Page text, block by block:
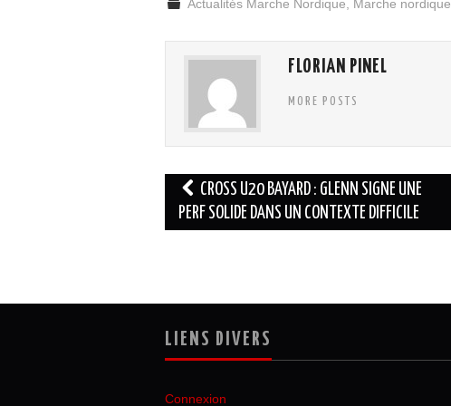
Actualités Marche Nordique Marche nordique
FLORIAN PINEL
MORE POSTS
Navigation
des
CROSS U20 BAYARD : GLENN SIGNE UNE
PERF SOLIDE DANS UN CONTEXTE DIFFICILE
LIENS DIVERS
Connexion